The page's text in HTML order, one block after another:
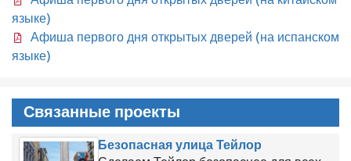
языке)
Афиша первого дня открытых дверей (на испанском
языке)
Связанные проекты
Безопасная улица Тейлор